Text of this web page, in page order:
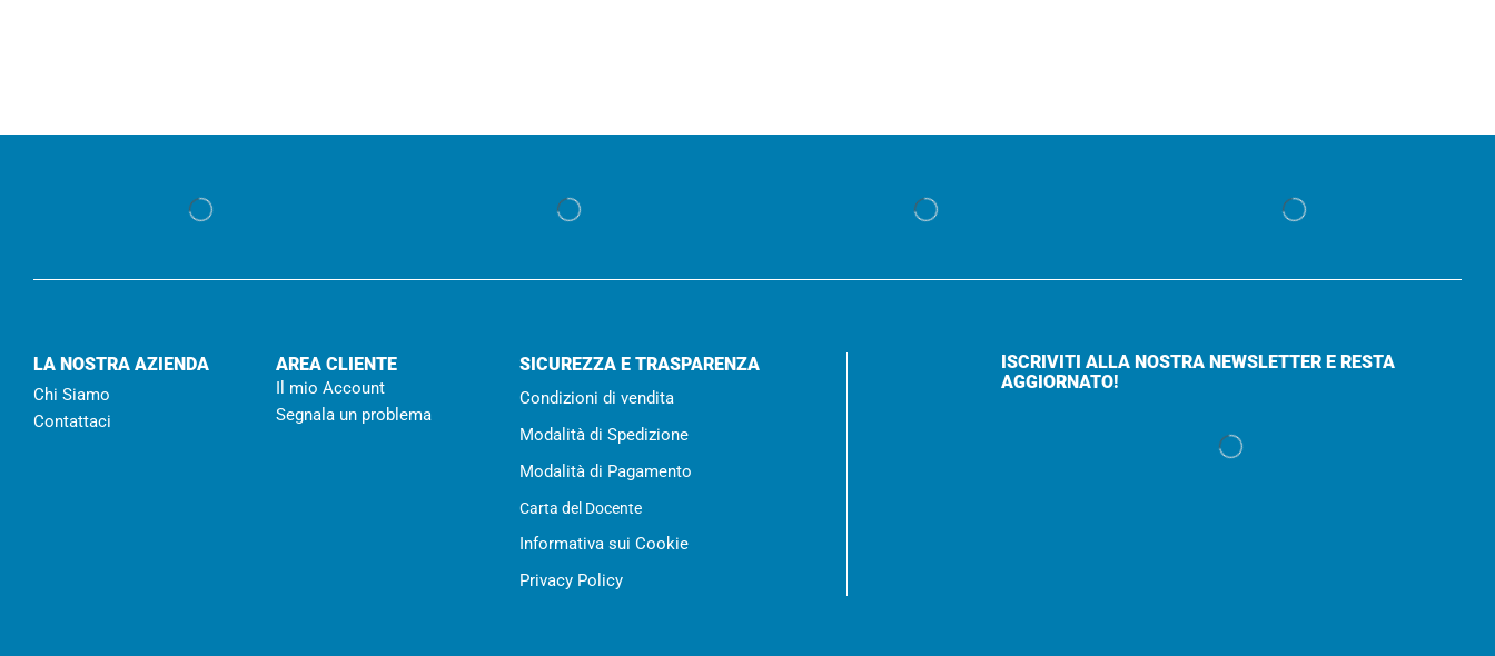
LA NOSTRA AZIENDA
Chi Siamo
Contattaci
AREA CLIENTE
Il mio Account
Segnala un problema
SICUREZZA E TRASPARENZA
Condizioni di vendita
Modalità di Spedizione
Modalità di Pagamento
Carta del Docente
Informativa sui Cookie
Privacy Policy
ISCRIVITI ALLA NOSTRA NEWSLETTER E RESTA
AGGIORNATO!